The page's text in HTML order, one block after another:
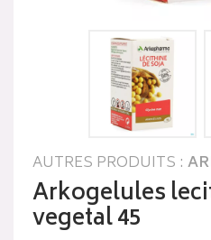
AUTRES PRODUITS :
Arkogelules
vegetal 45